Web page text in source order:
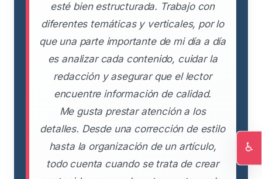
esté bien estructurada. Trabajo con
diferentes temáticas y verticales, por lo
que una parte importante de mi día a día
es analizar cada contenido, cuidar la
redacción y asegurar que el lector
encuentre información de calidad.
Me gusta prestar atención a los
detalles. Desde una corrección de estilo
hasta la organización de un artículo,
todo cuenta cuando se trata de crear
♿